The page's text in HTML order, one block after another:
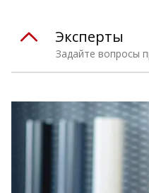
Задайте вопросы
Эксперты